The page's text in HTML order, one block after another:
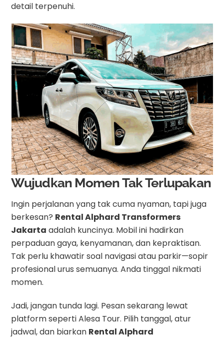
detail terpenuhi.
Wujudkan Momen Tak Terlupakan
Ingin perjalanan yang tak cuma nyaman, tapi juga
berkesan? Rental Alphard Transformers
Jakarta adalah kuncinya. Mobil ini hadirkan
perpaduan gaya, kenyamanan, dan kepraktisan.
Tak perlu khawatir soal navigasi atau parkir—sopir
profesional urus semuanya. Anda tinggal nikmati
momen.
Jadi, jangan tunda lagi. Pesan sekarang lewat
platform seperti Alesa Tour. Pilih tanggal, atur
jadwal, dan biarkan Rental Alphard